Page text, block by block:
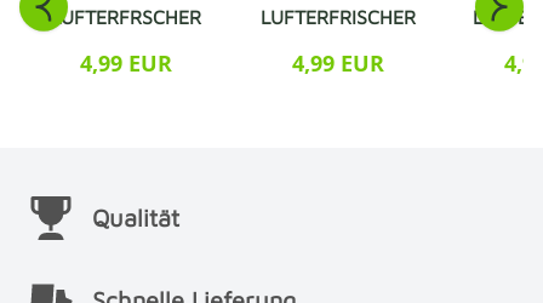
LUFTERFRSCHER
4,99 EUR
LUFTERFRISCHER
4,99 EUR
Qualität